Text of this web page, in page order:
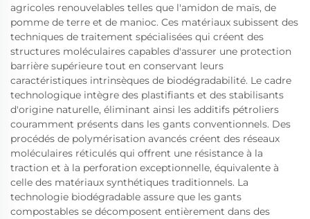
agricoles renouvelables telles que l'amidon de maïs, de
pomme de terre et de manioc. Ces matériaux subissent des
techniques de traitement spécialisées qui créent des
structures moléculaires capables d'assurer une protection
barrière supérieure tout en conservant leurs
caractéristiques intrinsèques de biodégradabilité. Le cadre
technologique intègre des plastifiants et des stabilisants
d'origine naturelle, éliminant ainsi les additifs pétroliers
couramment présents dans les gants conventionnels. Des
procédés de polymérisation avancés créent des réseaux
moléculaires réticulés qui offrent une résistance à la
traction et à la perforation exceptionnelle, équivalente à
celle des matériaux synthétiques traditionnels. La
technologie biodégradable assure que les gants
compostables se décomposent entièrement dans des